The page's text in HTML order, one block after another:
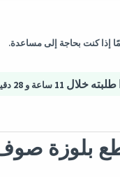
طلبته خلال 11 ساعة و 28 دقيقة
بلوزة
خدمات لوجستية آمنة -